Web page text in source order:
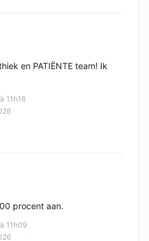
11h16
en PATIËNTE team! Ik
11h09
procent aan.